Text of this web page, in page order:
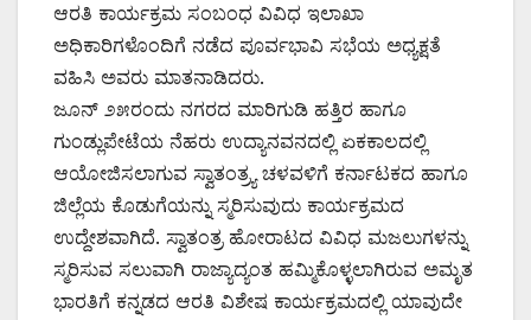
ಆರತಿ ಕಾರ್ಯಕ್ರಮ ಸಂಬಂಧ ವಿವಿಧ ಇಲಾಖಾ
ಅಧಿಕಾರಿಗಳೊಂದಿಗೆ ನಡೆದ ಪೂರ್ವಭಾವಿ ಸಭೆಯ ಅಧ್ಯಕ್ಷತೆ
ವಹಿಸಿ ಅವರು ಮಾತನಾಡಿದರು.
ಜೂನ್ ೨೫ರಂದು ನಗರದ ಮಾರಿಗುಡಿ ಹತ್ತಿರ ಹಾಗೂ
ಗುಂಡ್ಲುಪೇಟೆಯ ನೆಹರು ಉದ್ಯಾನವನದಲ್ಲಿ ಏಕಕಾಲದಲ್ಲಿ
ಆಯೋಜಿಸಲಾಗುವ ಸ್ವಾತಂತ್ರ್ಯ ಚಳವಳಿಗೆ ಕರ್ನಾಟಕದ ಹಾಗೂ
ಜಿಲ್ಲೆಯ ಕೊಡುಗೆಯನ್ನು ಸ್ಮರಿಸುವುದು ಕಾರ್ಯಕ್ರಮದ
ಉದ್ದೇಶವಾಗಿದೆ. ಸ್ವಾತಂತ್ರ ಹೋರಾಟದ ವಿವಿಧ ಮಜಲುಗಳನ್ನು
ಸ್ಮರಿಸುವ ಸಲುವಾಗಿ ರಾಜ್ಯಾದ್ಯಂತ ಹಮ್ಮಿಕೊಳ್ಳಲಾಗಿರುವ ಅಮೃತ
ಭಾರತಿಗೆ ಕನ್ನಡದ ಆರತಿ ವಿಶೇಷ ಕಾರ್ಯಕ್ರಮದಲ್ಲಿ ಯಾವುದೇ